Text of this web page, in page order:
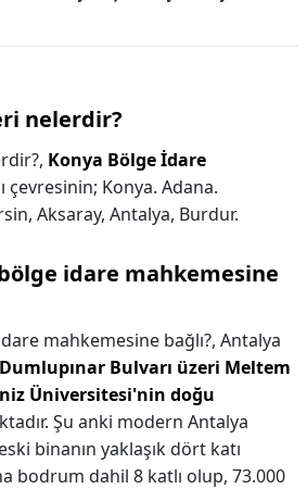
nelerdir?
Konya Bölge İdare
çevresinin; Konya. Adana.
Aksaray, Antalya, Burdur.
idare mahkemesine
mahkemesine bağlı?, Antalya
Dumlupınar Bulvarı üzeri Meltem
Üniversitesi'nin doğu
Şu anki modern Antalya
binanın yaklaşık dört katı
bodrum dahil 8 katlı olup, 73.000